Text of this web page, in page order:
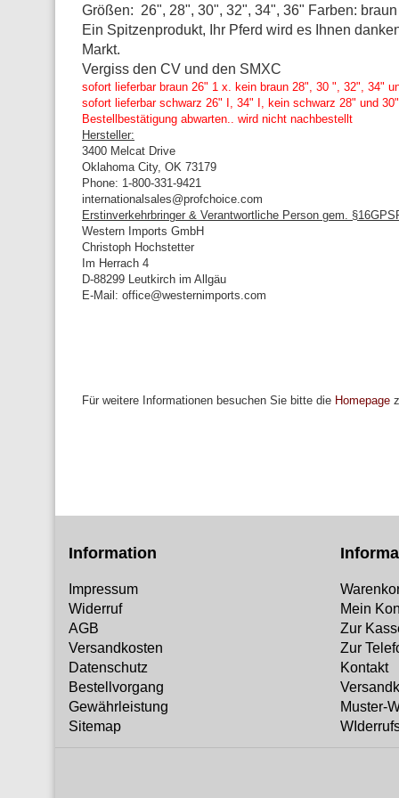
Größen: 26", 28", 30", 32", 34", 36" Farben:
Ein Spitzenprodukt, Ihr Pferd wird es Ihnen
Markt.
Vergiss den CV und den SMXC
sofort lieferbar braun 26" 1 x. kein braun 28", 30 ", 32", 34"
sofort lieferbar schwarz 26" I, 34" I, kein schwarz 28" und
Bestellbestätigung abwarten.. wird nicht nachbestellt
Hersteller:
3400 Melcat Drive
Oklahoma City, OK 73179
Phone: 1-800-331-9421
internationalsales@profchoice.com
Erstinverkehrbringer & Verantwortliche Person gem.
Western Imports GmbH
Christoph Hochstetter
Im Herrach 4
D-88299 Leutkirch im Allgäu
E-Mail: office@westernimports.com
Für weitere Informationen besuchen Sie bitte die Homepage
Information
Impressum
Widerruf
AGB
Versandkosten
Datenschutz
Bestellvorgang
Gewährleistung
Sitemap
Mein
Zur
Zur
Kontakt
Muster-